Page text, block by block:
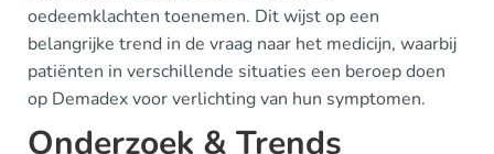
oedeemklachten toenemen. Dit wijst op een
belangrijke trend in de vraag naar het medicijn, waarbij
patiënten in verschillende situaties een beroep doen
op Demadex voor verlichting van hun symptomen.
Onderzoek & Trends